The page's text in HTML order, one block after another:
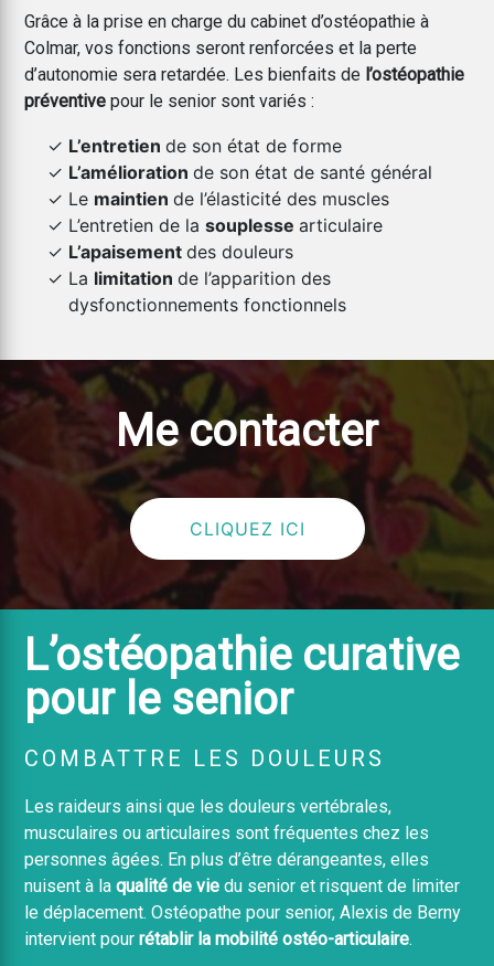
Grâce à la prise en charge du cabinet d’ostéopathie à
Colmar, vos fonctions seront renforcées et la perte
d’autonomie sera retardée. Les bienfaits de l’ostéopathie
préventive pour le senior sont variés :
L’entretiende son état de forme
L’améliorationde son état de santé général
Le maintiende l’élasticité des muscles
L’entretien de lasouplessearticulaire
L’apaisementdes douleurs
La limitationde l’apparition des
dysfonctionnements fonctionnels
Me contacter
CLIQUEZ ICI
L’ostéopathie curative
pour le senior
COMBATTRE LES DOULEURS
Les raideurs ainsi que les douleurs vertébrales,
musculaires ou articulaires sont fréquentes chez les
personnes âgées. En plus d’être dérangeantes, elles
nuisent à la qualité de vie du senior et risquent de limiter
le déplacement. Ostéopathe pour senior, Alexis de Berny
intervient pour rétablir la mobilité ostéo-articulaire.